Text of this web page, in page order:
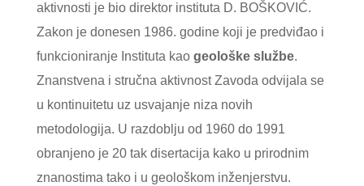
aktivnosti je bio direktor instituta D. BOŠKOVIĆ.
Zakon je donesen 1986. godine koji je predviđao i
funkcioniranje Instituta kao geološke službe.
Znanstvena i stručna aktivnost Zavoda odvijala se
u kontinuitetu uz usvajanje niza novih
metodologija. U razdoblju od 1960 do 1991
obranjeno je 20 tak disertacija kako u prirodnim
znanostima tako i u geološkom inženjerstvu.